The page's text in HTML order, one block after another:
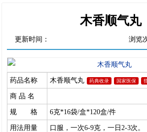
木香顺气丸
更新时间： 浏览
药品名称 木香顺气丸 药典收录 国家医保
商 品 名
规 格 6克*16袋/盒*120盒/件
用法用量 口服，一次6-9克，一日2-3次。